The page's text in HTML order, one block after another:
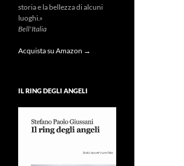
storia e la bellezza di alcuni
luoghi.»
Bell'Italia
Acquista su Amazon →
IL RING DEGLI ANGELI